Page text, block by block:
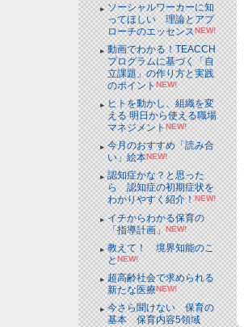
ソーシャルワーカーに知
ってほしい 理論とアプ
ローチのエッセンスNEW!
動画でわかる！TEACCH
プログラムに基づく「自
立課題」の作り方と実践
のポイントNEW!
ヒトを動かし、組織を変
える 明日から使える職場
マネジメントNEW!
今月のおすすめ「読み合
い」絵本NEW!
認知症かな？と思った
ら 認知症の初期症状を
わかりやすく紹介！NEW!
イチからわかる保育の
「指導計画」NEW!
教えて！ 境界知能のこ
とNEW!
超高齢社会で求められる
新たな医療NEW!
今さら聞けない 保育の
基本 保育内容5領域